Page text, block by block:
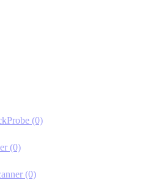
(0)
(0)
(0)